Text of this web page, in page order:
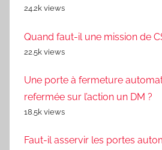
24.2k views
Quand faut-il une mission de
22.5k views
Une porte à fermeture
refermée sur l’action un DM ?
18.5k views
Faut-il asservir les portes